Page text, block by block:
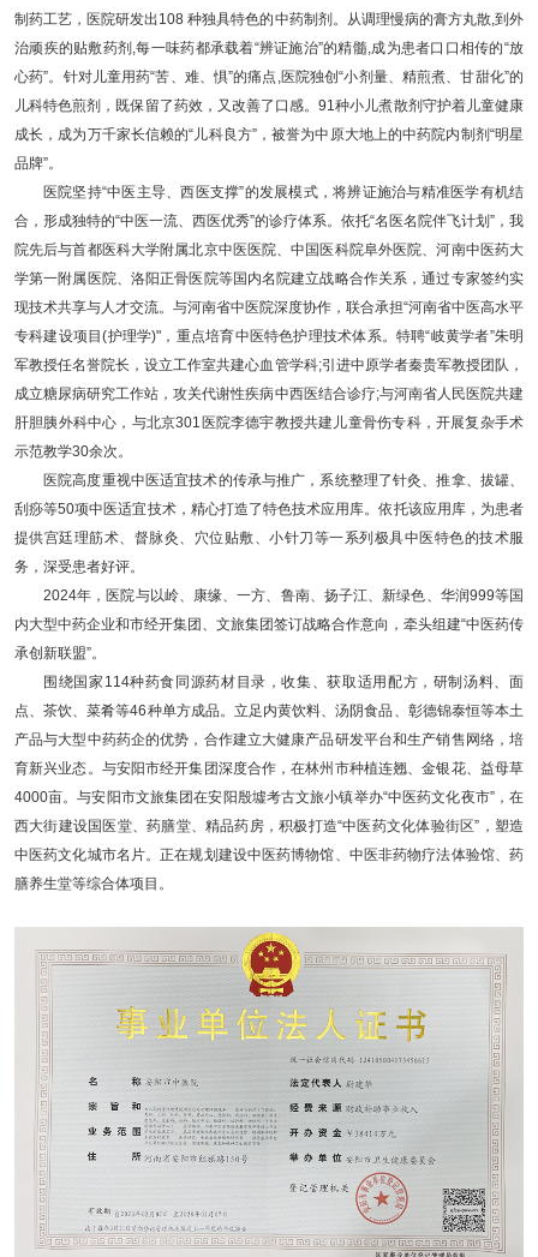
制药工艺，医院研发出108 种独具特色的中药制剂。从调理慢病的膏方丸散,到外
治顽疾的贴敷药剂,每一味药都承载着“辨证施治”的精髓,成为患者口口相传的“放
心药”。针对儿童用药“苦、难、惧”的痛点,医院独创“小剂量、精煎煮、甘甜化”的
儿科特色煎剂，既保留了药效，又改善了口感。91种小儿煮散剂守护着儿童健康
成长，成为万千家长信赖的“儿科良方”，被誉为中原大地上的中药院内制剂“明星
品牌”。
医院坚持“中医主导、西医支撑”的发展模式，将辨证施治与精准医学有机结
合，形成独特的“中医一流、西医优秀”的诊疗体系。依托“名医名院伴飞计划”，我
院先后与首都医科大学附属北京中医医院、中国医科院阜外医院、河南中医药大
学第一附属医院、洛阳正骨医院等国内名院建立战略合作关系，通过专家签约实
现技术共享与人才交流。与河南省中医院深度协作，联合承担“河南省中医高水平
专科建设项目(护理学)"，重点培育中医特色护理技术体系。特聘“岐黄学者”朱明
军教授任名誉院长，设立工作室共建心血管学科;引进中原学者秦贵军教授团队，
成立糖尿病研究工作站，攻关代谢性疾病中西医结合诊疗;与河南省人民医院共建
肝胆胰外科中心，与北京301医院李德宇教授共建儿童骨伤专科，开展复杂手术
示范教学30余次。
医院高度重视中医适宜技术的传承与推广，系统整理了针灸、推拿、拔罐、
刮痧等50项中医适宜技术，精心打造了特色技术应用库。依托该应用库，为患者
提供宫廷理筋术、督脉灸、穴位贴敷、小针刀等一系列极具中医特色的技术服
务，深受患者好评。
2024年，医院与以岭、康缘、一方、鲁南、扬子江、新绿色、华润999等国
内大型中药企业和市经开集团、文旅集团签订战略合作意向，牵头组建“中医药传
承创新联盟”。
围绕国家114种药食同源药材目录，收集、获取适用配方，研制汤料、面
点、茶饮、菜肴等46种单方成品。立足内黄饮料、汤阴食品、彰德锦泰恒等本土
产品与大型中药药企的优势，合作建立大健康产品研发平台和生产销售网络，培
育新兴业态。与安阳市经开集团深度合作，在林州市种植连翘、金银花、益母草
4000亩。与安阳市文旅集团在安阳殷墟考古文旅小镇举办“中医药文化夜市”，在
西大街建设国医堂、药膳堂、精品药房，积极打造“中医药文化体验街区”，塑造
中医药文化城市名片。正在规划建设中医药博物馆、中医非药物疗法体验馆、药
膳养生堂等综合体项目。